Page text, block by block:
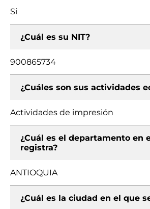
Si
¿Cuál es su NIT?
900865734
¿Cuáles son sus actividades
Actividades de impresión
¿Cuál es el departamento en
registra?
ANTIOQUIA
¿Cuál es la ciudad en el que